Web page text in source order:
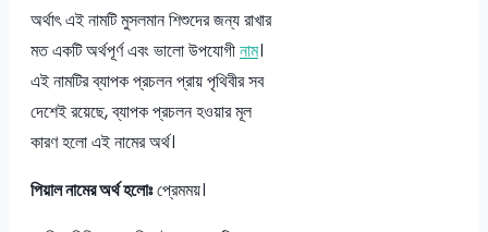
অর্থাৎ এই নামটি মুসলমান শিশুদের জন্য রাখার
মত একটি অর্থপূর্ণ এবং ভালো উপযোগীনাম।
এই নামটির ব্যাপক প্রচলন প্রায় পৃথিবীর সব
দেশেই রয়েছে, ব্যাপক প্রচলন হওয়ার মূল
কারণ হলো এই নামের অর্থ।
পিয়াল নামের অর্থ হলোঃপ্রেমময়।